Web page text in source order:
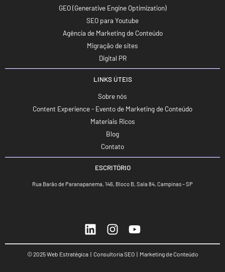
GEO (Generative Engine Optimization)
SEO para Youtube
Agência de Marketing de Conteúdo
Migração de sites
Digital PR
LINKS ÚTEIS
Sobre nós
Content Experience - Evento de Marketing de Conteúdo
Materiais Ricos
Blog
Contato
ESCRITÓRIO
Rua Barão de Paranapanema, 146, Bloco B, Sala 84, Campinas – SP
© 2025 Web Estratégica | Consultoria SEO | Marketing de Conteúdo